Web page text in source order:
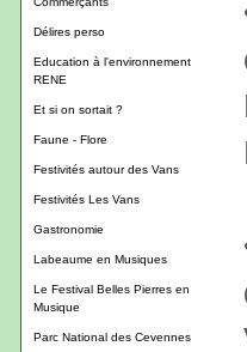
Délires perso
Education à l'environnement
RENE
Et si on sortait ?
Faune - Flore
Festivités autour des Vans
Festivités Les Vans
Gastronomie
Labeaume en Musiques
Le Festival Belles Pierres en
Musique
Parc National des Cevennes